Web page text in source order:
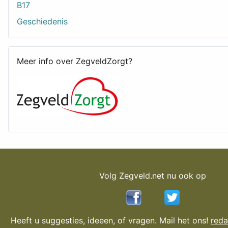
B17
Geschiedenis
Meer info over ZegveldZorgt?
Volg Zegveld.net nu ook op
Heeft u suggesties, ideeen, of vragen. Mail het ons!